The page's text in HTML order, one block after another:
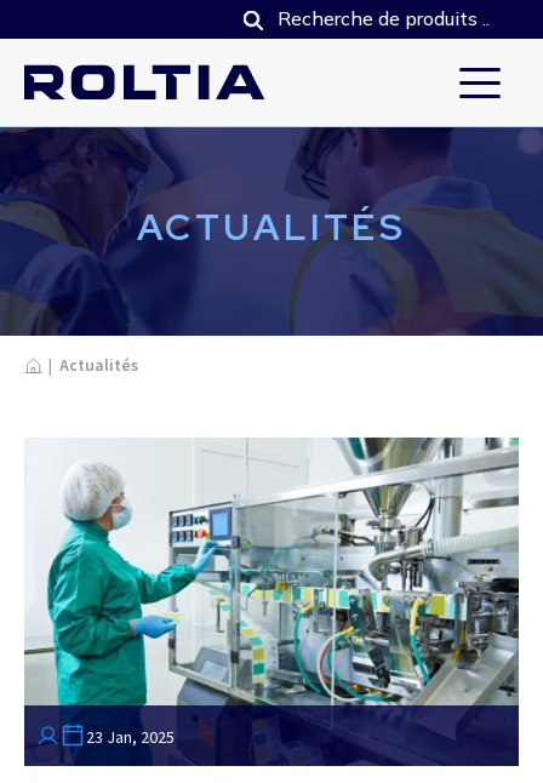
ACTUALITÉS
Home
| Actualités
23 Jan, 2025